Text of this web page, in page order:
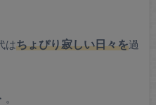
はちょぴり寂しい日々を過